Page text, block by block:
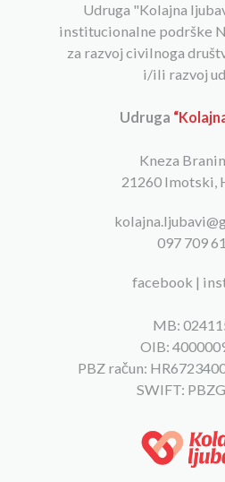
Udruga "Kolajna
institucionalne podrške
za razvoj civilnoga
i/ili razvoj
Udruga
Kneza
21260 Imotski,
097 709
facebook |
MB:
OIB:
PBZ račun:
SWIFT: